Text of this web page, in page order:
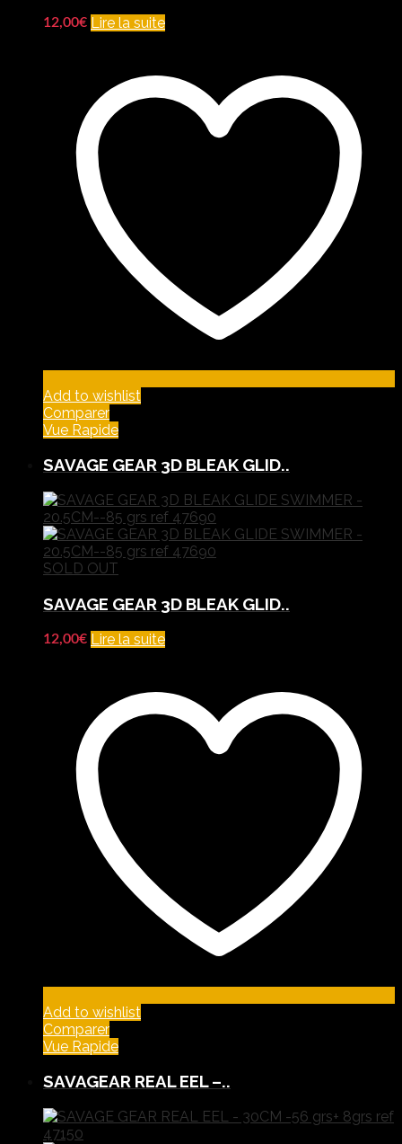
12,00€ Lire la suite
Add to wishlist
Comparer
Vue Rapide
SAVAGE GEAR 3D BLEAK GLID..
SOLD OUT
SAVAGE GEAR 3D BLEAK GLID..
12,00€ Lire la suite
Add to wishlist
Comparer
Vue Rapide
SAVAGEAR REAL EEL –..